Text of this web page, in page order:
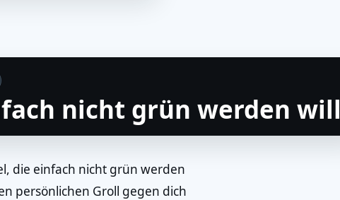
nicht grün werden will
die einfach nicht grün werden
persönlichen Groll gegen dich